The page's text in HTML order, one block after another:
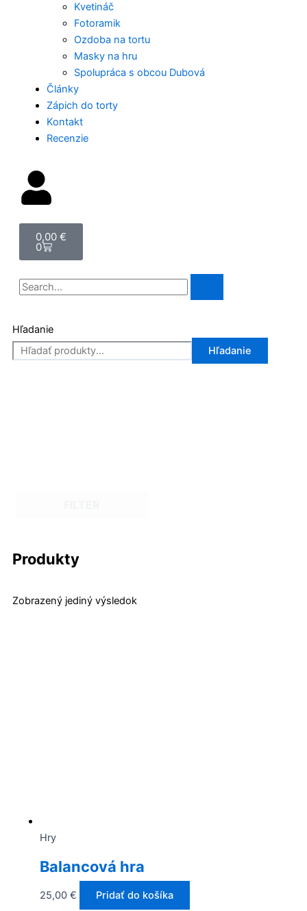
Kvetináč
Fotoramik
Ozdoba na tortu
Masky na hru
Spolupráca s obcou Dubová
Články
Zápich do torty
Kontakt
Recenzie
0,00 €
0
Cart
Vyhľadať
Hľadanie
Hľadanie
Produkty
Zobrazený jediný výsledok
Hry
Balancová hra
25,00 € Pridať do košíka